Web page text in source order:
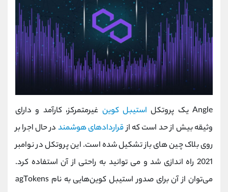
Angle یک پروتکل استیبل کوین غیرمتمرکز، کارآمد و دارای
وثیقه بیش از حد است که ازقراردادهای هوشمند در حال اجرا بر
روی بلاک چین های باز تشکیل شده است. این پروتکل در نوامبر
2021 راه اندازی شد و می توانید به راحتی از آن استفاده کرد.
می‌توان از آن برای صدور استیبل کوین‌هایی به نام agTokens